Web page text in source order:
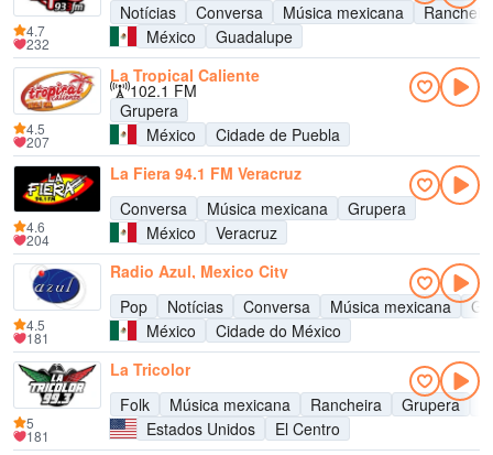
Notícias
Conversa Música mexicana
México
Guadalupe
4.7
232
La Tropical Caliente
102.1 FM
Grupera
México
Cidade de Puebla
4.5
207
La Fiera 94.1 FM Veracruz
Conversa
Música mexicana
Grupera
México
Veracruz
4.6
204
Radio Azul, Mexico City
Pop
Notícias Conversa Música mexicana
México
Cidade do México
4.5
181
La Tricolor
Folk
Música mexicana Rancheira Grupera
Estados Unidos
El Centro
5
181